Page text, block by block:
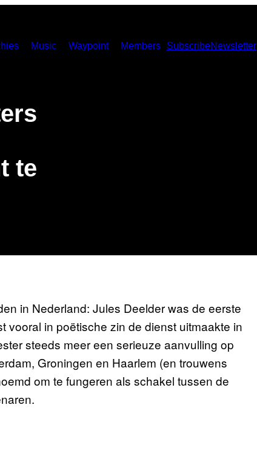
Music Waypoint Members SubscribeNewsletter
te
in Nederland: Jules Deelder was de eerste
vooral in poëtische zin de dienst uitmaakte in
steeds meer een serieuze aanvulling op
Groningen en Haarlem (en trouwens
om te fungeren als schakel tussen de